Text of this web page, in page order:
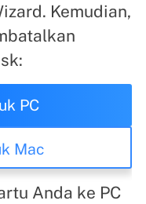
Kemudian,
PC
Mac
Anda ke PC